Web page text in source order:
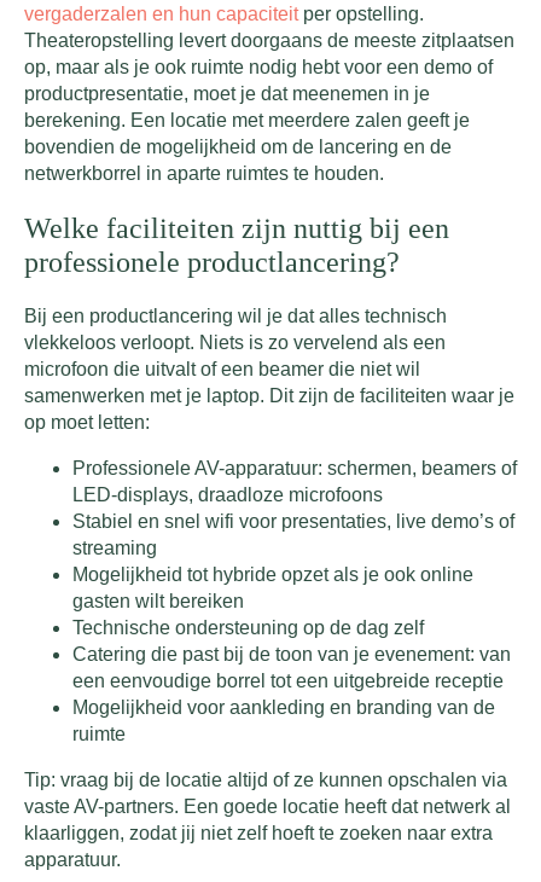
vergaderzalen en hun capaciteitper opstelling.
Theateropstelling levert doorgaans de meeste zitplaatsen
op, maar als je ook ruimte nodig hebt voor een demo of
productpresentatie, moet je dat meenemen in je
berekening. Een locatie met meerdere zalen geeft je
bovendien de mogelijkheid om de lancering en de
netwerkborrel in aparte ruimtes te houden.
Welke faciliteiten zijn nuttig bij een
professionele productlancering?
Bij een productlancering wil je dat alles technisch
vlekkeloos verloopt. Niets is zo vervelend als een
microfoon die uitvalt of een beamer die niet wil
samenwerken met je laptop. Dit zijn de faciliteiten waar je
op moet letten:
Professionele AV-apparatuur: schermen, beamers of
LED-displays, draadloze microfoons
Stabiel en snel wifi voor presentaties, live demo’s of
streaming
Mogelijkheid tot hybride opzet als je ook online
gasten wilt bereiken
Technische ondersteuning op de dag zelf
Catering die past bij de toon van je evenement: van
een eenvoudige borrel tot een uitgebreide receptie
Mogelijkheid voor aankleding en branding van de
ruimte
Tip: vraag bij de locatie altijd of ze kunnen opschalen via
vaste AV-partners. Een goede locatie heeft dat netwerk al
klaarliggen, zodat jij niet zelf hoeft te zoeken naar extra
apparatuur.